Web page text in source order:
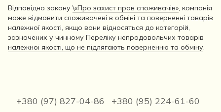
Відповідно закону\«Про захист прав споживачів», компанія
може відмовити споживачеві в обміні та поверненні товарів
належної якості, якщо вони відносяться до категорій,
зазначених у чинному Переліку непродовольчих товарів
належної якості, що не підлягають поверненню та обміну.
+380 (97) 827-04-86 +380 (95) 224-61-60